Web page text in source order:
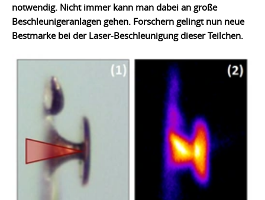
notwendig. Nicht immer kann man dabei an große
Beschleunigeranlagen gehen. Forschern gelingt nun neue
Bestmarke bei der Laser-Beschleunigung dieser Teilchen.